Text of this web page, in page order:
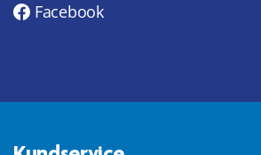
Facebook